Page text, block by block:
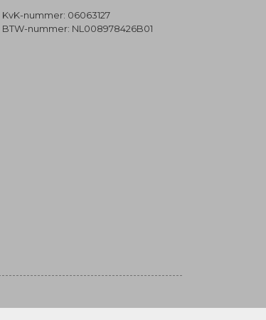
KvK-nummer: 06063127
BTW-nummer: NL008978426B01